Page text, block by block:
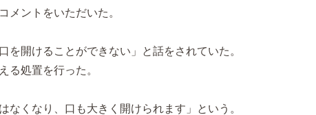
メントをいただいた。
開けることができない」と話をされていた。
る処置を行った。
くなり、口も大きく開けられます」という。